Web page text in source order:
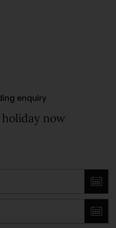
enquiry
now